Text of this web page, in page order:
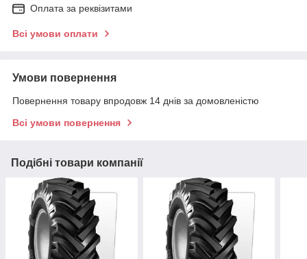
Оплата за реквізитами
Всі умови оплати
Умови повернення
Повернення товару впродовж 14 днів за домовленістю
Всі умови повернення
Подібні товари компанії